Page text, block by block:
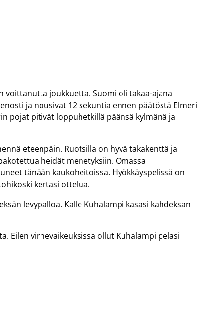
voittanutta joukkuetta. Suomi oli takaa-ajana
ja nousivat 12 sekuntia ennen päätöstä Elmeri
pojat pitivät loppuhetkillä päänsä kylmänä ja
eteenpäin. Ruotsilla on hyvä takakenttä ja
heidät menetyksiin. Omassa
tänään kaukoheitoissa. Hyökkäyspelissä on
kertasi ottelua.
levypalloa. Kalle Kuhalampi kasasi kahdeksan
Eilen virhevaikeuksissa ollut Kuhalampi pelasi